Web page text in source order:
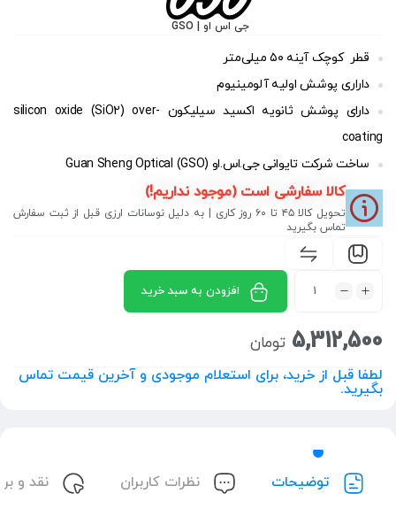
جی اس او | GSO
قطر کوچک آینه ۵۰ میلی‌متر
داراری پوشش اولیه آلومینیوم
دارای پوشش ثانویه اکسید سیلیکون silicon oxide (SiO2) over-
coating
ساخت شرکت تایوانی جی.اس.او Guan Sheng Optical (GSO)
کالا سفارشی است (موجود نداریم!)
تحویل کالا ۴۵ تا ۶۰ روز کاری | به دلیل نوسانات ارزی قبل از ثبت سفارش
تماس بگیرید
افزودن به سبد خرید
5,312,500 تومان
لطفا قبل از خرید، برای استعلام موجودی و آخرین قیمت تماس
بگیرید.
توضیحات نظرات کاربران نقد و